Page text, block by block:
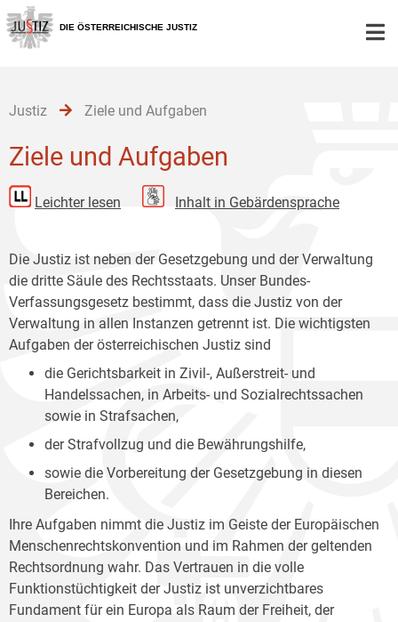
Zur
Hauptnavigation
[1]
Zum
Inhalt
[2]
Zum
Untermenü
[3]
DIE ÖSTERREICHISCHE JUSTIZ
Justiz Ziele und Aufgaben
Ziele und Aufgaben
Leichter lesen Inhalt in Gebärdensprache
Die Justiz ist neben der Gesetzgebung und der Verwaltung
die dritte Säule des Rechtsstaats. Unser Bundes-
Verfassungsgesetz bestimmt, dass die Justiz von der
Verwaltung in allen Instanzen getrennt ist. Die wichtigsten
Aufgaben der österreichischen Justiz sind
die Gerichtsbarkeit in Zivil-, Außerstreit- und
Handelssachen, in Arbeits- und Sozialrechtssachen
sowie in Strafsachen,
der Strafvollzug und die Bewährungshilfe,
sowie die Vorbereitung der Gesetzgebung in diesen
Bereichen.
Ihre Aufgaben nimmt die Justiz im Geiste der Europäischen
Menschenrechtskonvention und im Rahmen der geltenden
Rechtsordnung wahr. Das Vertrauen in die volle
Funktionstüchtigkeit der Justiz ist unverzichtbares
Fundament für ein Europa als Raum der Freiheit, der